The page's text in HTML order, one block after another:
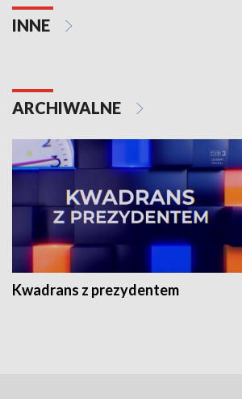
INNE
ARCHIWALNE
Kwadrans z prezydentem